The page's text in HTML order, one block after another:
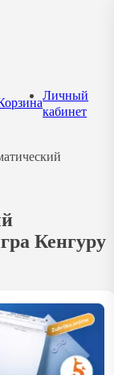
Личный
кабинет
Кенгуру